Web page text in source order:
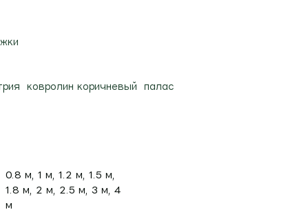
ковролин коричневый палас
0.8 м, 1 м, 1.2 м, 1.5 м,
1.8 м, 2 м, 2.5 м, 3 м, 4
м